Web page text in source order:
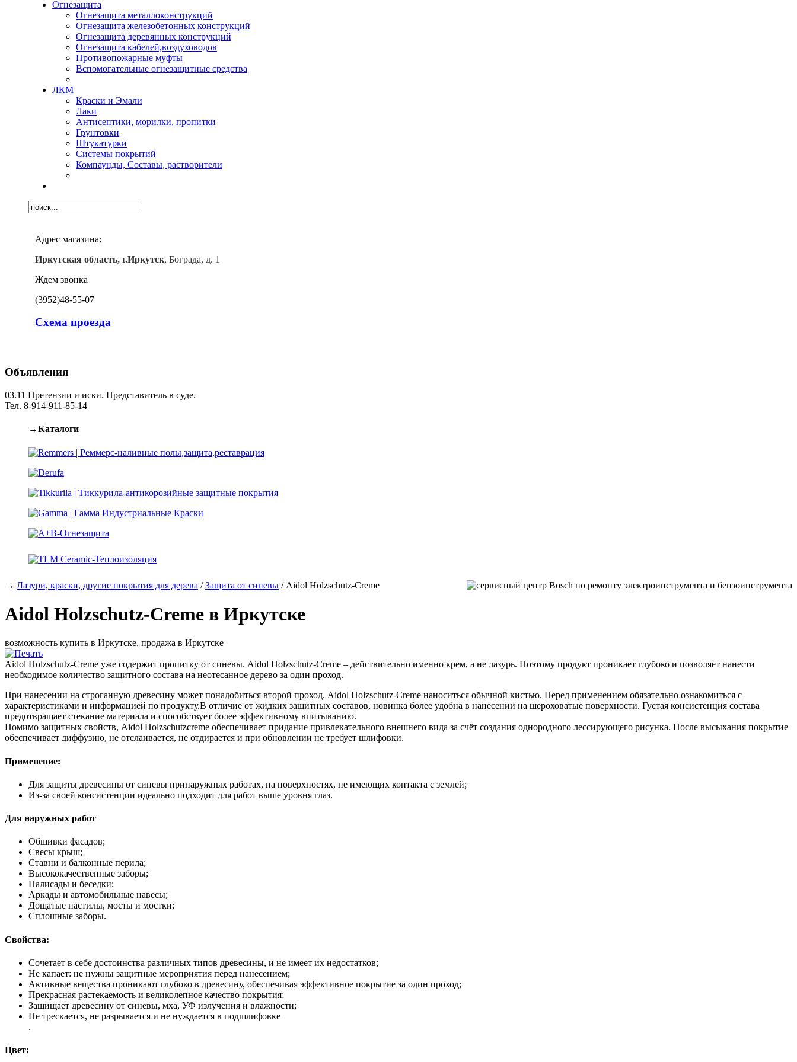
Огнезащита
Огнезащита металлоконструкций
Огнезащита железобетонных конструкций
Огнезащита деревянных конструкций
Огнезащита кабелей,воздуховодов
Противопожарные муфты
Вспомогательные огнезащитные средства
ЛКМ
Краски и Эмали
Лаки
Антисептики, морилки, пропитки
Грунтовки
Штукатурки
Системы покрытий
Компаунды, Составы, растворители
Адрес магазина:
Иркутская область, г.Иркутск, Бограда, д. 1
Ждем звонка
(3952)48-55-07
Схема проезда
Объявления
03.11 Претензии и иски. Представитель в суде.
Тел. 8-914-911-85-14
→Каталоги
→ Лазури, краски, другие покрытия для дерева /Защита от синевы / Aidol Holzschutz-Creme
Aidol Holzschutz-Creme в Иркутске
возможность купить в Иркутске, продажа в Иркутске
Aidol Holzschutz-Creme уже содержит пропитку от синевы. Aidol Holzschutz-Creme – действительно именно крем, а не лазурь. Поэтому продукт проникает глубоко и позволяет нанести
необходимое количество защитного состава на неотесанное дерево за один проход.
При нанесении на строганную древесину может понадобиться второй проход. Aidol Holzschutz-Creme наноситься обычной кистью. Перед применением обязательно ознакомиться с
характеристиками и информацией по продукту.В отличие от жидких защитных составов, новинка более удобна в нанесении на шероховатые поверхности. Густая консистенция состава
предотвращает стекание материала и способствует более эффективному впитыванию.
Помимо защитных свойств, Aidol Holzschutzcreme обеспечивает придание привлекательного внешнего вида за счёт создания однородного лессирующего рисунка. После высыхания покрытие
обеспечивает диффузию, не отслаивается, не отдирается и при обновлении не требует шлифовки.
Применение:
Для защиты древесины от синевы принаружных работах, на поверхностях, не имеющих контакта с землей;
Из-за своей консистенции идеально подходит для работ выше уровня глаз.
Для наружных работ
Обшивки фасадов;
Свесы крыш;
Ставни и балконные перила;
Высококачественные заборы;
Палисады и беседки;
Аркады и автомобильные навесы;
Дощатые настилы, мосты и мостки;
Сплошные заборы.
Свойства:
Сочетает в себе достоинства различных типов древесины, и не имеет их недостатков;
Не капает: не нужны защитные мероприятия перед нанесением;
Активные вещества проникают глубоко в древесину, обеспечивая эффективное покрытие за один проход;
Прекрасная растекаемость и великолепное качество покрытия;
Защищает древесину от синевы, мха, УФ излучения и влажности;
Не трескается, не разрывается и не нуждается в подшлифовке
.
Цвет: